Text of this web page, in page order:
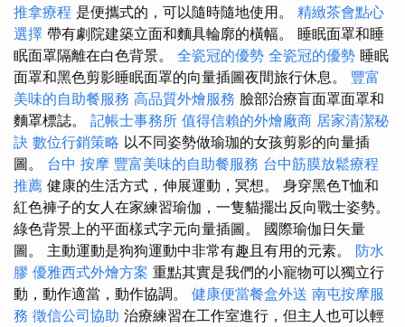
推拿療程 是便攜式的，可以隨時隨地使用。 精緻茶會點心
選擇 帶有劇院建築立面和麵具輪廓的橫幅。 睡眠面罩和睡
眠面罩隔離在白色背景。 全瓷冠的優勢 全瓷冠的優勢 睡眠
面罩和黑色剪影睡眠面罩的向量插圖夜間旅行休息。 豐富
美味的自助餐服務 高品質外燴服務 臉部治療盲面罩面罩和
麵罩標誌。 記帳士事務所 值得信賴的外燴廠商 居家清潔秘
訣 數位行銷策略 以不同姿勢做瑜珈的女孩剪影的向量插
圖。 台中 按摩 豐富美味的自助餐服務 台中筋膜放鬆療程
推薦 健康的生活方式，伸展運動，冥想。 身穿黑色T恤和
紅色褲子的女人在家練習瑜伽，一隻貓擺出反向戰士姿勢。
綠色背景上的平面樣式字元向量插圖。 國際瑜伽日矢量
圖。 主動運動是狗狗運動中非常有趣且有用的元素。 防水
膠 優雅西式外燴方案 重點其實是我們的小寵物可以獨立行
動，動作適當，動作協調。 健康便當餐盒外送 南屯按摩服
務 徵信公司協助 治療練習在工作室進行，但主人也可以輕